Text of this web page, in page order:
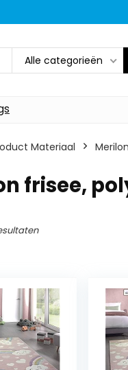
Alle categorieën
Materiaal
frisee,